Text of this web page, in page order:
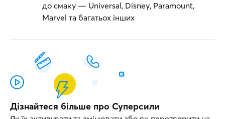
до смаку — Universal, Disney, Paramount,
Marvel та багатьох інших
Дізнайтеся більше про Суперсили